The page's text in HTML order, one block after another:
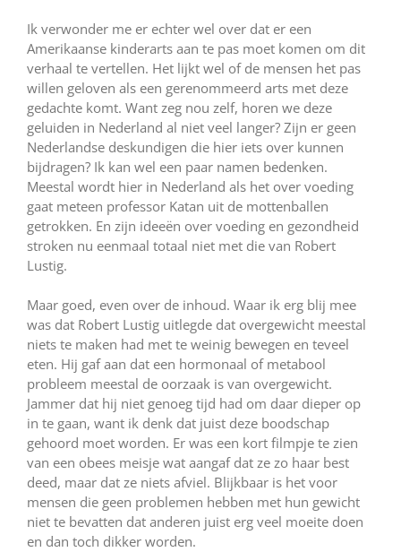
Ik verwonder me er echter wel over dat er een
Amerikaanse kinderarts aan te pas moet komen om dit
verhaal te vertellen. Het lijkt wel of de mensen het pas
willen geloven als een gerenommeerd arts met deze
gedachte komt. Want zeg nou zelf, horen we deze
geluiden in Nederland al niet veel langer? Zijn er geen
Nederlandse deskundigen die hier iets over kunnen
bijdragen? Ik kan wel een paar namen bedenken.
Meestal wordt hier in Nederland als het over voeding
gaat meteen professor Katan uit de mottenballen
getrokken. En zijn ideeën over voeding en gezondheid
stroken nu eenmaal totaal niet met die van Robert
Lustig.
Maar goed, even over de inhoud. Waar ik erg blij mee
was dat Robert Lustig uitlegde dat overgewicht meestal
niets te maken had met te weinig bewegen en teveel
eten. Hij gaf aan dat een hormonaal of metabool
probleem meestal de oorzaak is van overgewicht.
Jammer dat hij niet genoeg tijd had om daar dieper op
in te gaan, want ik denk dat juist deze boodschap
gehoord moet worden. Er was een kort filmpje te zien
van een obees meisje wat aangaf dat ze zo haar best
deed, maar dat ze niets afviel. Blijkbaar is het voor
mensen die geen problemen hebben met hun gewicht
niet te bevatten dat anderen juist erg veel moeite doen
en dan toch dikker worden.